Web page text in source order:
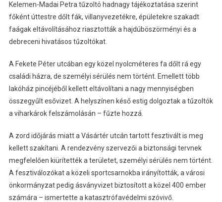
Kelemen-Madai Petra tűzoltó hadnagy tájékoztatása szerint
főként úttestre dőlt fák, villanyvezetékre, épületekre szakadt
faágak eltávolításához riasztották a hajdúböszörményi és a
debreceni hivatásos tűzoltókat.
A Fekete Péter utcában egy közel nyolcméteres fa dőlt rá egy
családi házra, de személyi sérülés nem történt. Emellett több
lakóház pincéjéből kellett eltávolítani a nagy mennyiségben
összegyűlt esővizet. A helyszínen késő estig dolgoztak a tűzoltók
a viharkárok felszámolásán – fűzte hozzá.
A zord időjárás miatt a Vásártér utcán tartott fesztivált is meg
kellett szakítani. A rendezvény szervezői a biztonsági tervnek
megfelelően kiürítették a területet, személyi sérülés nem történt.
A fesztiválozókat a közeli sportcsarnokba irányították, a városi
önkormányzat pedig ásványvizet biztosított a közel 400 ember
számára – ismertette a katasztrófavédelmi szóvivő.